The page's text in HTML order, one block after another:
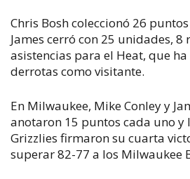
Chris Bosh coleccionó 26
James cerró con 25 unidades, 8
asistencias para el Heat, que
derrotas como visitante.
En Milwaukee, Mike Conley y
anotaron 15 puntos cada uno y
Grizzlies firmaron su cuarta
superar 82-77 a los Milwaukee